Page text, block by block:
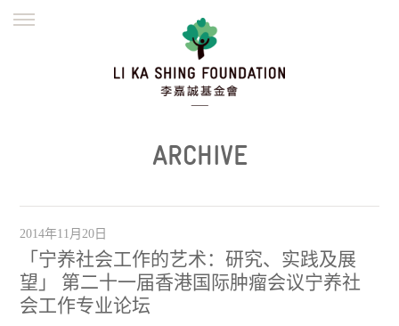
繁體
ARCHIVE
2014年11月20日
「宁养社会工作的艺术：研究、实践及展
望」 第二十一届香港国际肿瘤会议宁养社
会工作专业论坛